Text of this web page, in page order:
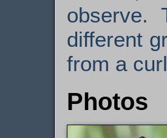
observe.
different
from a
Photos